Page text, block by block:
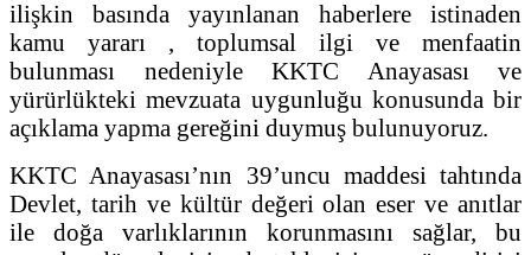
ilişkin basında yayınlanan haberlere istinaden
kamu yararı , toplumsal ilgi ve menfaatin
bulunması nedeniyle KKTC Anayasası ve
yürürlükteki mevzuata uygunluğu konusunda bir
açıklama yapma gereğini duymuş bulunuyoruz.
KKTC Anayasası’nın 39’uncu maddesi tahtında
Devlet, tarih ve kültür değeri olan eser ve anıtlar
ile doğa varlıklarının korunmasını sağlar, bu